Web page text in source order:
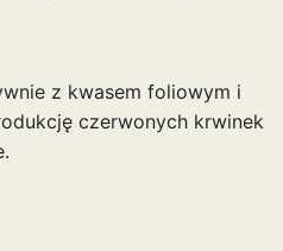
z kwasem foliowym i
czerwonych krwinek